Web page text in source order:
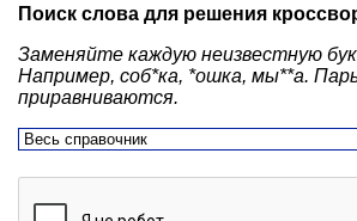
Поиск слова для решения
Заменяйте каждую неизвестную
Например, соб*ка, *ошка, мы**а.
приравниваются.